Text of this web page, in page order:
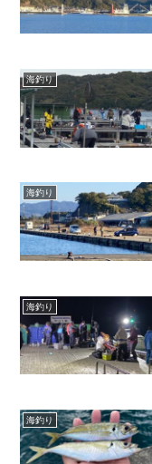
海釣り
海釣り
海釣り
海釣り